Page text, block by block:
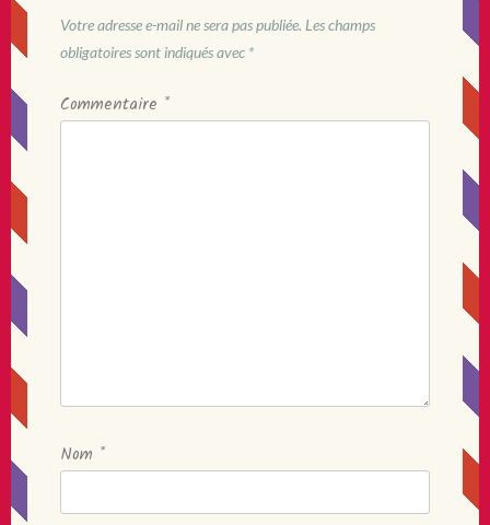
Votre adresse e-mail ne sera pas publiée. Les champs
obligatoires sont indiqués avec *
Commentaire *
Nom *